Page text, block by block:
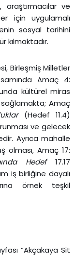
araştırmacılar ve
için uygulamalı
sosyal tarihini
kılmaktadır.
Birleşmiş Milletler
Amaç 4:
kültürel miras
Amaç
(Hedef 11.4)
ve gelecek
Ayrıca mahalle
olması, Amaç 17:
Hedef17.17
iş birliğine dayalı
örnek teşkil
“Akçakaya Sit